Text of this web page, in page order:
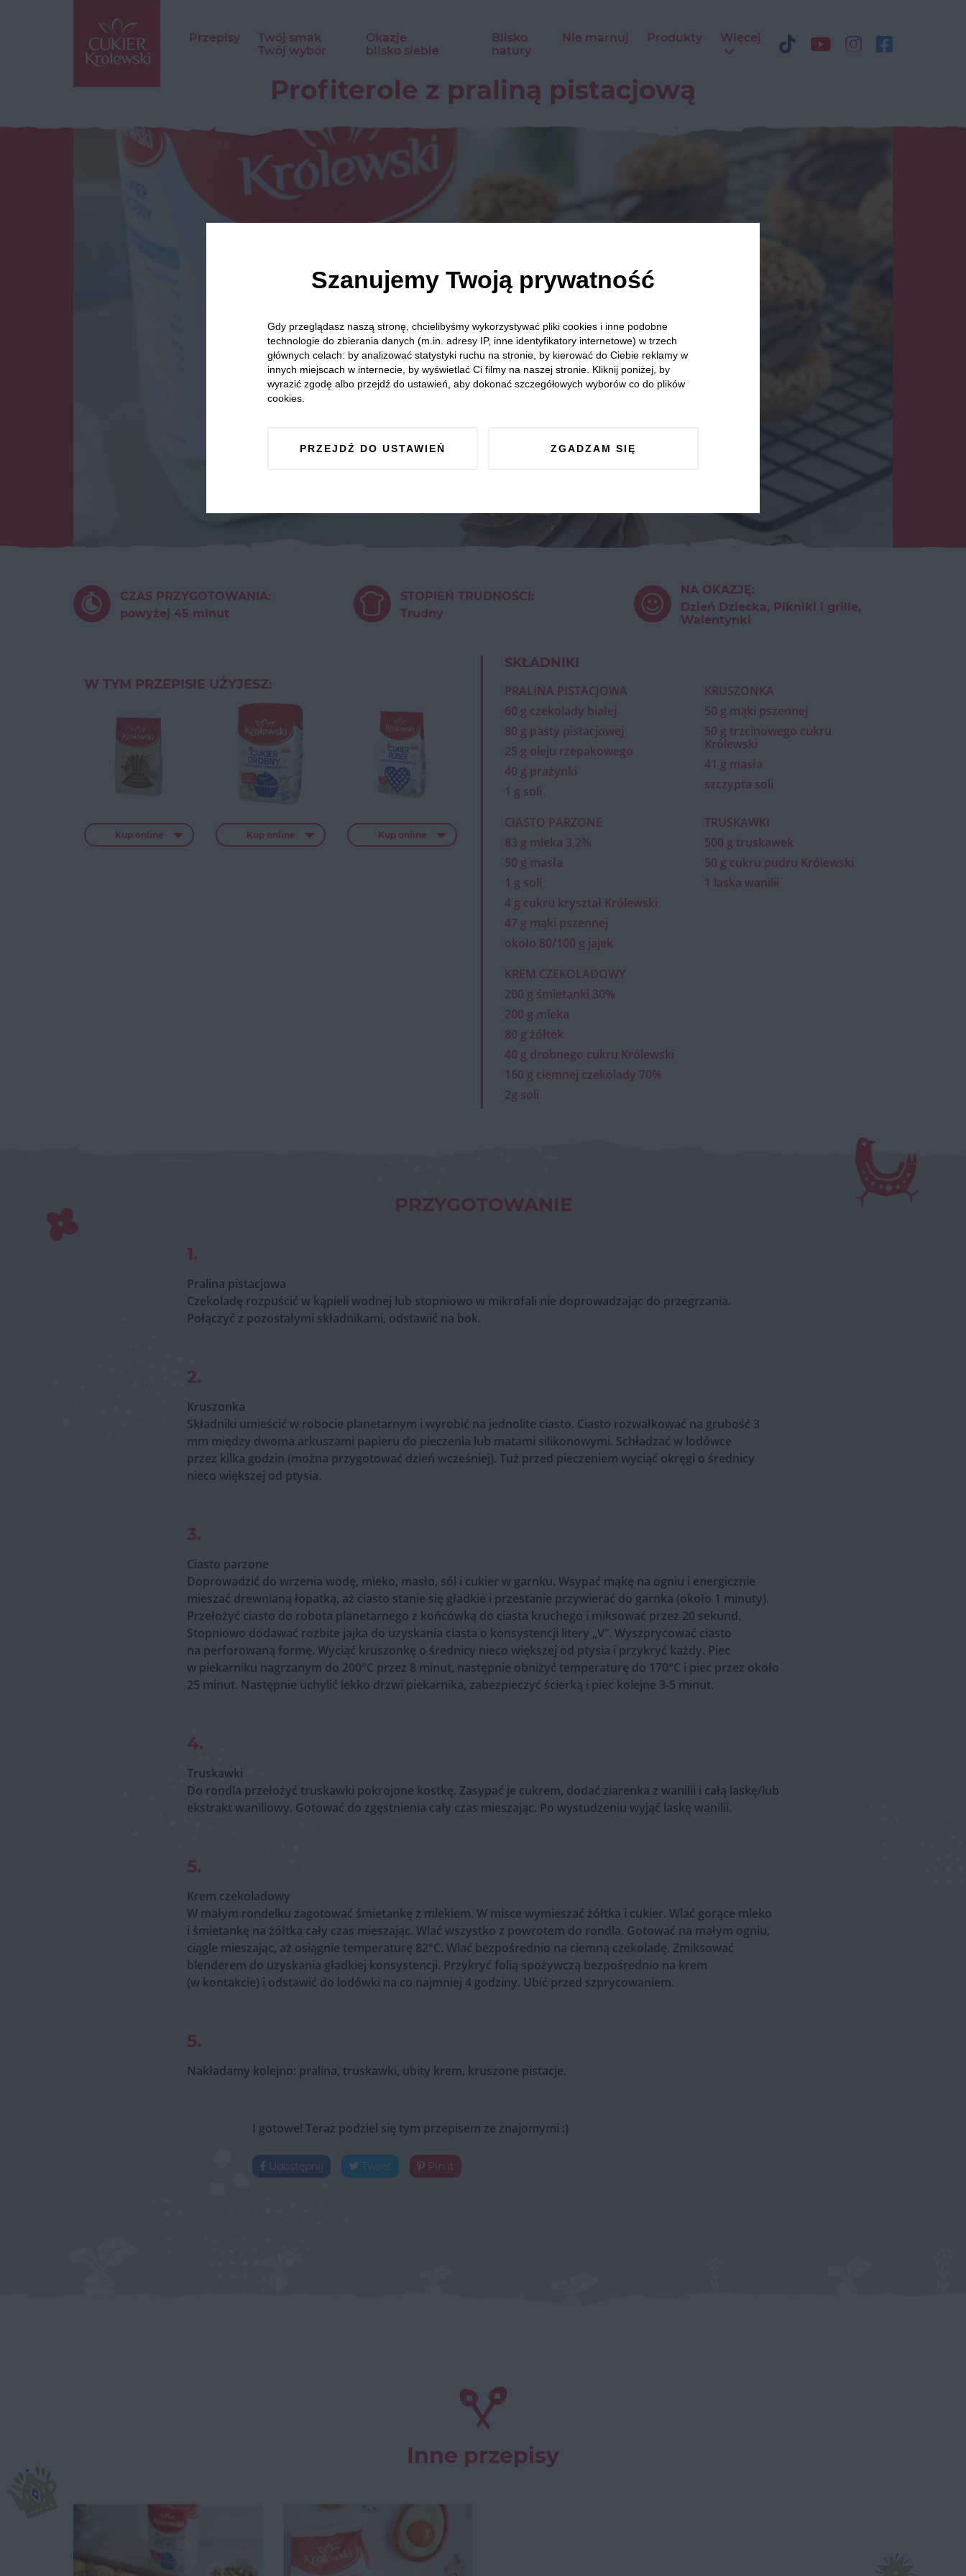
Przepisy
Twój smak
Twój wybór
Okazje
blisko siebie
Blisko
natury
Nie marnuj Produkty Więcej
Profiterole z praliną pistacjową
CZAS PRZYGOTOWANIA:
powyżej 45 minut
STOPIEŃ TRUDNOŚCI:
Trudny
NA OKAZJĘ:
Dzień Dziecka, Pikniki i grille,
Walentynki
W TYM PRZEPISIE UŻYJESZ:
Kup online Kup online Kup online
SKŁADNIKI
PRALINA PISTACJOWA
60 g czekolady białej
80 g pasty pistacjowej
25 g oleju rzepakowego
40 g prażynki
1 g soli
KRUSZONKA
50 g mąki pszennej
50 g trzcinowego cukru
Królewski
41 g masła
szczypta soli
CIASTO PARZONE
83 g mleka 3,2%
50 g masła
1 g soli
4 g cukru kryształ Królewski
47 g mąki pszennej
około 80/100 g jajek
TRUSKAWKI
500 g truskawek
50 g cukru pudru Królewski
1 laska wanilii
KREM CZEKOLADOWY
200 g śmietanki 30%
200 g mleka
80 g żółtek
40 g drobnego cukru Królewski
160 g ciemnej czekolady 70%
2g soli
PRZYGOTOWANIE
1.
Pralina pistacjowa
Czekoladę rozpuścić w kąpieli wodnej lub stopniowo w mikrofali nie doprowadzając do przegrzania.
Połączyć z pozostałymi składnikami, odstawić na bok.
2.
Kruszonka
Składniki umieścić w robocie planetarnym i wyrobić na jednolite ciasto. Ciasto rozwałkować na grubość 3
mm między dwoma arkuszami papieru do pieczenia lub matami silikonowymi. Schładzać w lodówce
przez kilka godzin (można przygotować dzień wcześniej). Tuż przed pieczeniem wyciąć okręgi o średnicy
nieco większej od ptysia.
3.
Ciasto parzone
Doprowadzić do wrzenia wodę, mleko, masło, sól i cukier w garnku. Wsypać mąkę na ogniu i energicznie
mieszać drewnianą łopatką, aż ciasto stanie się gładkie i przestanie przywierać do garnka (około 1 minuty).
Przełożyć ciasto do robota planetarnego z końcówką do ciasta kruchego i miksować przez 20 sekund.
Stopniowo dodawać rozbite jajka do uzyskania ciasta o konsystencji litery „V”. Wyszprycować ciasto
na perforowaną formę. Wyciąć kruszonkę o średnicy nieco większej od ptysia i przykryć każdy. Piec
w piekarniku nagrzanym do 200°C przez 8 minut, następnie obniżyć temperaturę do 170°C i piec przez około
25 minut. Następnie uchylić lekko drzwi piekarnika, zabezpieczyć ścierką i piec kolejne 3-5 minut.
4.
Truskawki
Do rondla przełożyć truskawki pokrojone kostkę. Zasypać je cukrem, dodać ziarenka z wanilii i całą laskę/lub
ekstrakt waniliowy. Gotować do zgęstnienia cały czas mieszając. Po wystudzeniu wyjąć laskę wanilii.
5.
Krem czekoladowy
W małym rondelku zagotować śmietankę z mlekiem. W misce wymieszać żółtka i cukier. Wlać gorące mleko
i śmietankę na żółtka cały czas mieszając. Wlać wszystko z powrotem do rondla. Gotować na małym ogniu,
ciągle mieszając, aż osiągnie temperaturę 82°C. Wlać bezpośrednio na ciemną czekoladę. Zmiksować
blenderem do uzyskania gładkiej konsystencji. Przykryć folią spożywczą bezpośrednio na krem
(w kontakcie) i odstawić do lodówki na co najmniej 4 godziny. Ubić przed szprycowaniem.
5.
Nakładamy kolejno: pralina, truskawki, ubity krem, kruszone pistacje.
I gotowe! Teraz podziel się tym przepisem ze znajomymi :)
Udostępnij Tweet Pin it
Inne przepisy
Szanujemy Twoją prywatność
Gdy przeglądasz naszą stronę, chcielibyśmy wykorzystywać pliki cookies i inne podobne
technologie do zbierania danych (m.in. adresy IP, inne identyfikatory internetowe) w trzech
głównych celach: by analizować statystyki ruchu na stronie, by kierować do Ciebie reklamy w
innych miejscach w internecie, by wyświetlać Ci filmy na naszej stronie. Kliknij poniżej, by
wyrazić zgodę albo przejdź do ustawień, aby dokonać szczegółowych wyborów co do plików
cookies.
PRZEJDŹ DO USTAWIEŃ ZGADZAM SIĘ